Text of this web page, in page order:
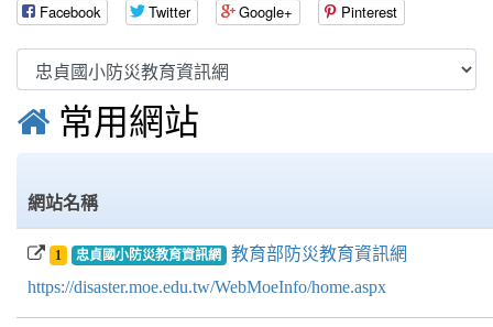
Facebook Twitter Google+ Pinterest
 常用網站
網站名稱
1 忠貞國小防災教育資訊網
教育部防災教育資訊網
https://disaster.moe.edu.tw/WebMoeInfo/home.aspx